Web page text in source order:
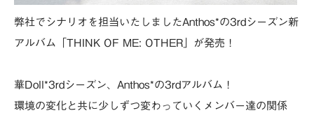
弊社でシナリオを担当いたしましたAnthos*の3rdシーズン新
アルバム「THINK OF ME: OTHER」が発売！
華Doll*3rdシーズン、Anthos*の3rdアルバム！
環境の変化と共に少しずつ変わっていくメンバー達の関係